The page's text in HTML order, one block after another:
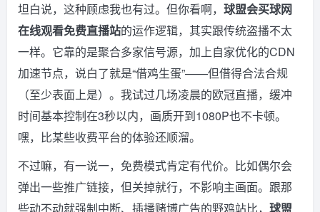
坦白说，这种顾虑我也有过。但你看啊， 球盟会买球网
在线观看免费直播站的运作逻辑，其实跟传统盗播不太
一样。它靠的是聚合多家信号源，加上自家优化的CDN
加速节点，说白了就是“借鸡生蛋”——但借得合法合规
（至少表面上是）。我试过几场凌晨的欧冠直播，缓冲
时间基本控制在3秒以内，画质开到1080P也不卡顿。
嘿，比某些收费平台的体验还顺溜。
不过嘛，有一说一，免费模式肯定有代价。比如偶尔会
弹出一些推广链接，但关掉就行，不影响主画面。跟那
些动不动就强制中断、插播赌博广告的野鸡站比， 球盟